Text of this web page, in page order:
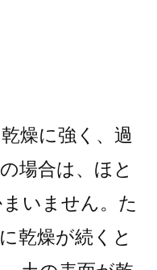
燥に強く、過
場合は、ほと
いません。た
乾燥が続くと